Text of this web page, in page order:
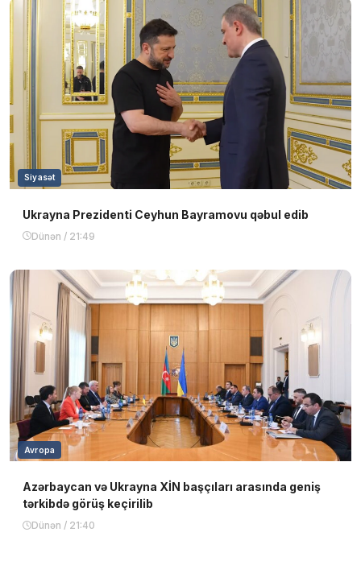
Siyasət
Ukrayna Prezidenti Ceyhun Bayramovu qəbul edib
Dünən / 21:49
Avropa
Azərbaycan və Ukrayna XİN başçıları arasında geniş
tərkibdə görüş keçirilib
Dünən / 21:40